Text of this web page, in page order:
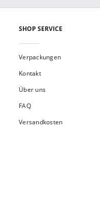
SHOP SERVICE
Verpackungen
Kontakt
Über uns
FAQ
Versandkosten